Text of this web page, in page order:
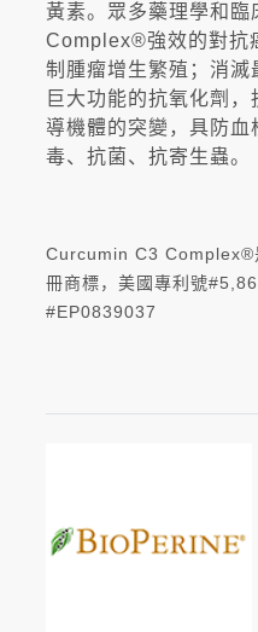
黃素。眾多藥理學和
Complex®強效的對抗
制腫瘤增生繁殖；消滅
巨大功能的抗氧化劑
導機體的突變，具防
毒、抗菌、抗寄生蟲。
Curcumin C3
冊商標，美國專利號
#EP0839037